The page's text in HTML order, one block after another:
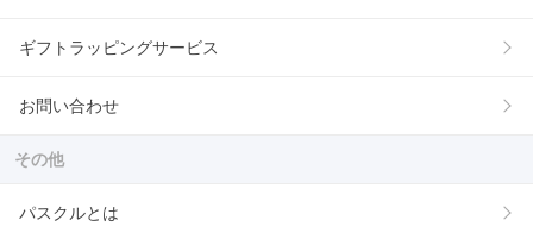
ギフトラッピングサービス
お問い合わせ
その他
パスクルとは